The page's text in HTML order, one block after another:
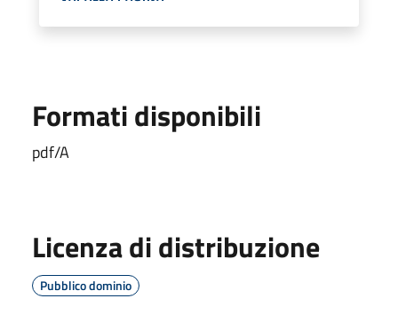
Formati disponibili
pdf/A
Licenza di distribuzione
Pubblico dominio